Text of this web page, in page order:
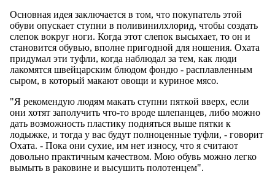
Основная идея заключается в том, что покупатель этой
обуви опускает ступни в поливинилхлорид, чтобы создать
слепок вокруг ноги. Когда этот слепок высыхает, то он и
становится обувью, вполне пригодной для ношения. Охата
придумал эти туфли, когда наблюдал за тем, как люди
лакомятся швейцарским блюдом фондю - расплавленным
сыром, в который макают овощи и куриное мясо.
"Я рекомендую людям макать ступни пяткой вверх, если
они хотят заполучить что-то вроде шлепанцев, либо можно
дать возможность пластику подняться выше пятки к
лодыжке, и тогда у вас будут полноценные туфли, - говорит
Охата. - Пока они сухие, им нет износу, что я считают
довольно практичным качеством. Мою обувь можно легко
вымыть в раковине и высушить полотенцем".